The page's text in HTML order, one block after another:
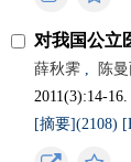
对我国公立
薛秋霁 , 陈
2011(3):14-16.
[摘要](2108)